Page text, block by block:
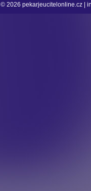
© 2026 pekarjeucitelonline.cz